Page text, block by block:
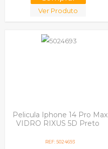
Ver Produto
Pelicula Iphone 14 Pro Max
VIDRO RIXUS 5D Preto
REF: 5024693